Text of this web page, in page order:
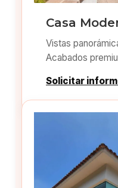
Casa
Vistas
Acabados
Solicitar